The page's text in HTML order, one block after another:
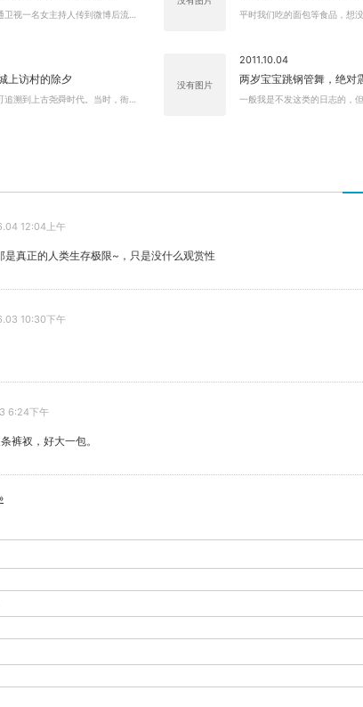
卫视一名女主持人传到微博后流… 平时我们吃的面包等食品，想
上访村的除夕
追溯到上古尧舜时代。当时，衙…
没有图片
2011.10.04
两岁宝宝跳钢管舞，绝对
一般我是不发这类的日志的，
12:04上午
是真正的人类生存极限~，只是没什么观赏性
10:30下午
6:24下午
裤衩，好大一包。